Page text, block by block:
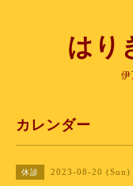
はり
カレンダー
休診 2023-08-20 (Sun)